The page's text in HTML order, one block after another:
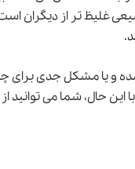
غلیظ تر از دیگران
و یا مشکل جدی برای
می یابند. با این حال، شما می